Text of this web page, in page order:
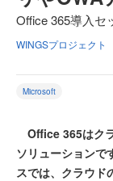
Office 365導入セ
WINGSプロジェク
Microsoft
Office 365はク
ソリューションで
スでは、クラウド